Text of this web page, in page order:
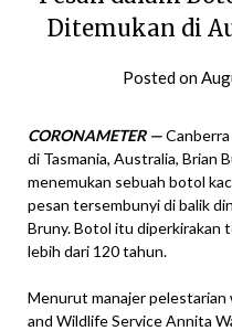
Ditemukan di
Posted on
CORONAMETER —
di Tasmania, Australia, Brian
menemukan sebuah botol
pesan tersembunyi di balik
Bruny. Botol itu diperkirakan
lebih dari 120 tahun.
Menurut manajer pelestarian
and Wildlife Service Annita